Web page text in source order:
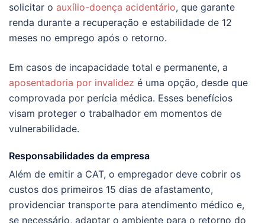
solicitar o auxílio-doença acidentário, que garante
renda durante a recuperação e estabilidade de 12
meses no emprego após o retorno.
Em casos de incapacidade total e permanente, a
aposentadoria por invalidez é uma opção, desde que
comprovada por perícia médica. Esses benefícios
visam proteger o trabalhador em momentos de
vulnerabilidade.
Responsabilidades da empresa
Além de emitir a CAT, o empregador deve cobrir os
custos dos primeiros 15 dias de afastamento,
providenciar transporte para atendimento médico e,
se necessário, adaptar o ambiente para o retorno do